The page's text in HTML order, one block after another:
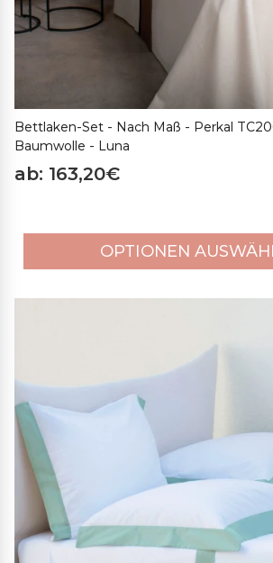
Bettlaken-Set - Nach Maß - Perkal
Baumwolle - Luna
ab: 163,20€
OPTIONEN